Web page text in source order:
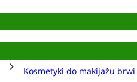
Kosmetyki do makijażu brwi